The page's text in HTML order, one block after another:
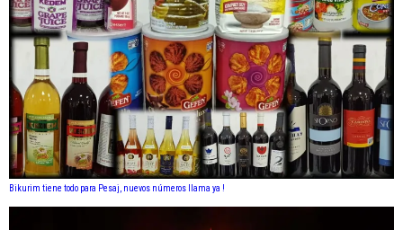
Bikurim tiene todo para Pesaj, nuevos números llama ya !